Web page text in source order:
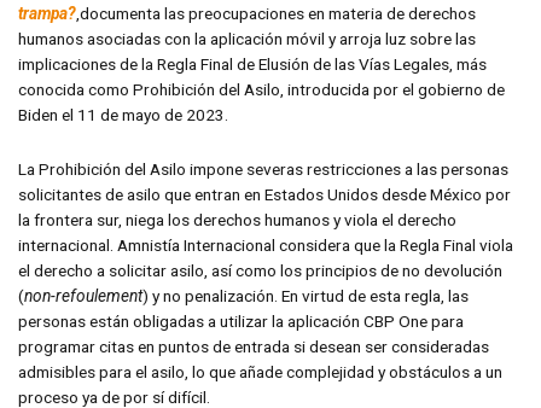
trampa?,documenta las preocupaciones en materia de derechos
humanos asociadas con la aplicación móvil y arroja luz sobre las
implicaciones de la Regla Final de Elusión de las Vías Legales, más
conocida como Prohibición del Asilo, introducida por el gobierno de
Biden el 11 de mayo de 2023.
La Prohibición del Asilo impone severas restricciones a las personas
solicitantes de asilo que entran en Estados Unidos desde México por
la frontera sur, niega los derechos humanos y viola el derecho
internacional. Amnistía Internacional considera que la Regla Final viola
el derecho a solicitar asilo, así como los principios de no devolución
(non-refoulement) y no penalización. En virtud de esta regla, las
personas están obligadas a utilizar la aplicación CBP One para
programar citas en puntos de entrada si desean ser consideradas
admisibles para el asilo, lo que añade complejidad y obstáculos a un
proceso ya de por sí difícil.